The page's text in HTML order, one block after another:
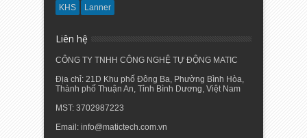
KHS
Lanner
Liên hệ
CÔNG TY TNHH CÔNG NGHỆ TỰ ĐỘNG MATIC
Địa chỉ: 21D Khu phố Đông Ba, Phường Bình Hòa,
Thành phố Thuận An, Tỉnh Bình Dương, Việt Nam
MST: 3702987223
Email: info@matictech.com.vn